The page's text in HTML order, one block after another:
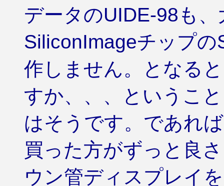
データのUIDE-98も
SiliconImageチップ
作しません。となる
すか、、、というこ
はそうです。であれ
買った方がずっと良
ウン管ディスプレイ